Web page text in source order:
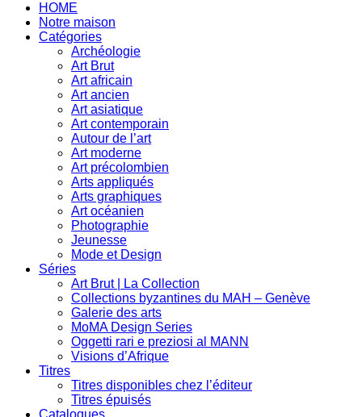
HOME
Notre maison
Catégories
Archéologie
Art Brut
Art africain
Art ancien
Art asiatique
Art contemporain
Autour de l’art
Art moderne
Art précolombien
Arts appliqués
Arts graphiques
Art océanien
Photographie
Jeunesse
Mode et Design
Séries
Art Brut | La Collection
Collections byzantines du MAH – Genève
Galerie des arts
MoMA Design Series
Oggetti rari e preziosi al MANN
Visions d’Afrique
Titres
Titres disponibles chez l’éditeur
Titres épuisés
Catalogues